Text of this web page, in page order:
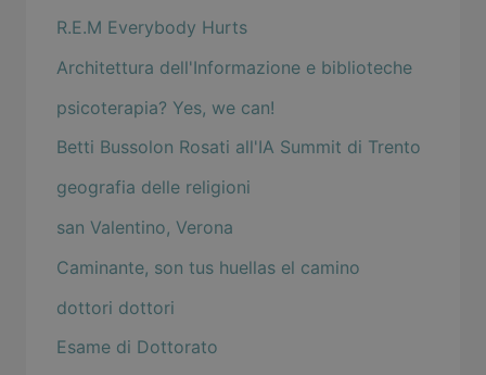
R.E.M Everybody Hurts
Architettura dell'Informazione e biblioteche
psicoterapia? Yes, we can!
Betti Bussolon Rosati all'IA Summit di Trento
geografia delle religioni
san Valentino, Verona
Caminante, son tus huellas el camino
dottori dottori
Esame di Dottorato